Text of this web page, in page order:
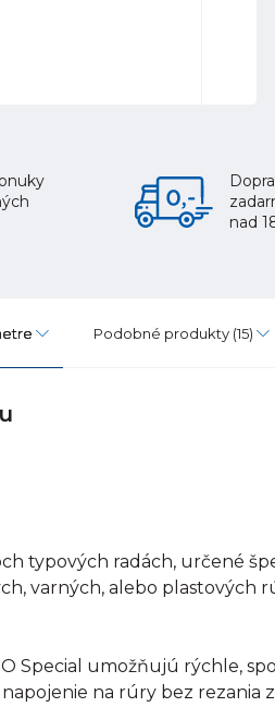
nad
Podobné produkty (15)
typových radách, určené
varných, alebo plastových
Special umožňujú rýchle,
na rúry bez rezania